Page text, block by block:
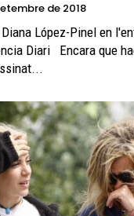
de 2018
López-Pinel en
hagen passat